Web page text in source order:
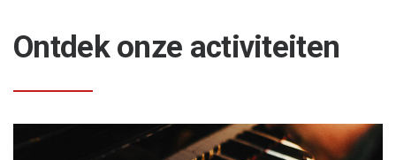
Ontdek onze activiteiten